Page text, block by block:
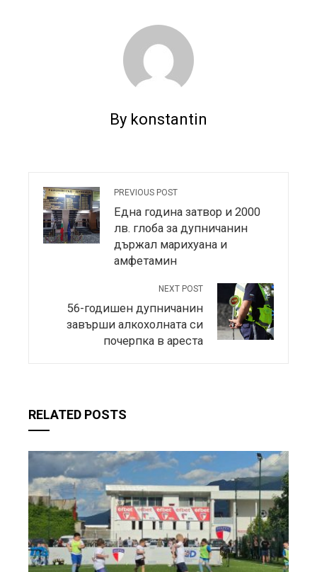
By konstantin
PREVIOUS POST
Една година затвор и 2000
лв. глоба за дупничанин
държал марихуана и
амфетамин
NEXT POST
56-годишен дупничанин
завърши алкохолната си
почерпка в ареста
RELATED POSTS